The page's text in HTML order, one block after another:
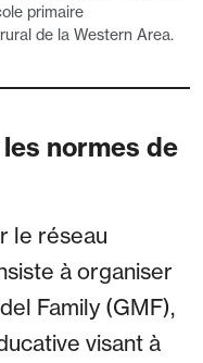
primaire
de la Western Area.
normes de
le réseau
à organiser
Family (GMF),
visant à